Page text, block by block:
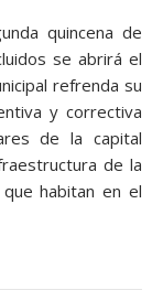
quincena de
se abrirá el
refrenda su
y correctiva
de la capital
de la
habitan en el